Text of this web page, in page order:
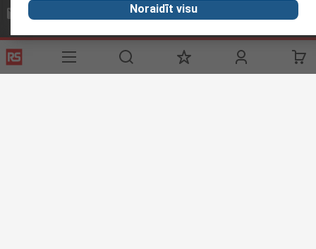
sales@rsdelivers.lv
Noraidīt visu